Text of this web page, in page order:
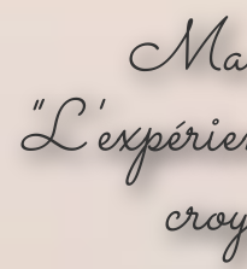
Ma